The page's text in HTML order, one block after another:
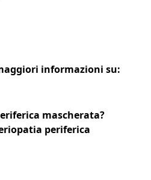
informazioni su:
mascherata?
periferica